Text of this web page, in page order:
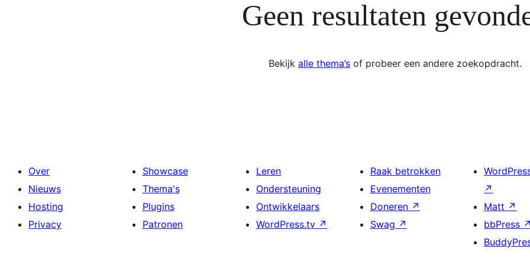
Geen resultaten
Bekijk alle thema’s of probeer een andere zoekopdracht.
Over
Nieuws
Hosting
Privacy
Showcase
Thema's
Plugins
Patronen
Leren
Ondersteuning
Ontwikkelaars
WordPress.tv ↗
Raak betrokken
Evenementen
Doneren ↗
Swag ↗
↗
Matt ↗
bbPress ↗